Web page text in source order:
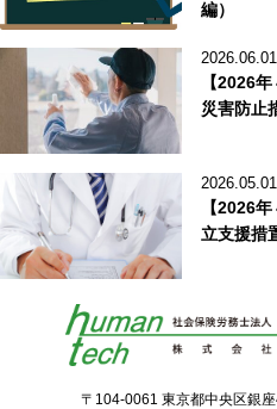
編）
2026.06.01
【2026
災害防止
2026.05.01
【2026
立支援措
〒104-0061 東京都中央区銀